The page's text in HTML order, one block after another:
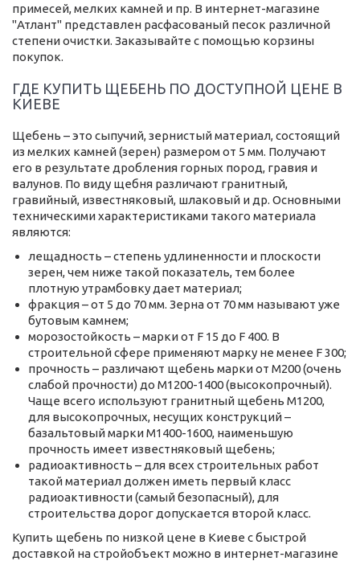
примесей, мелких камней и пр. В интернет-магазине
"Атлант" представлен расфасованый песок различной
степени очистки. Заказывайте с помощью корзины
покупок.
ГДЕ КУПИТЬ ЩЕБЕНЬ ПО ДОСТУПНОЙ ЦЕНЕ В
КИЕВЕ
Щебень – это сыпучий, зернистый материал, состоящий
из мелких камней (зерен) размером от 5 мм. Получают
его в результате дробления горных пород, гравия и
валунов. По виду щебня различают гранитный,
гравийный, известняковый, шлаковый и др. Основными
техническими характеристиками такого материала
являются:
лещадность – степень удлиненности и плоскости
зерен, чем ниже такой показатель, тем более
плотную утрамбовку дает материал;
фракция – от 5 до 70 мм. Зерна от 70 мм называют уже
бутовым камнем;
морозостойкость – марки от F 15 до F 400. В
строительной сфере применяют марку не менее F 300;
прочность – различают щебень марки от М200 (очень
слабой прочности) до М1200-1400 (высокопрочный).
Чаще всего используют гранитный щебень М1200,
для высокопрочных, несущих конструкций –
базальтовый марки М1400-1600, наименьшую
прочность имеет известняковый щебень;
радиоактивность – для всех строительных работ
такой материал должен иметь первый класс
радиоактивности (самый безопасный), для
строительства дорог допускается второй класс.
Купить щебень по низкой цене в Киеве с быстрой
доставкой на стройобъект можно в интернет-магазине